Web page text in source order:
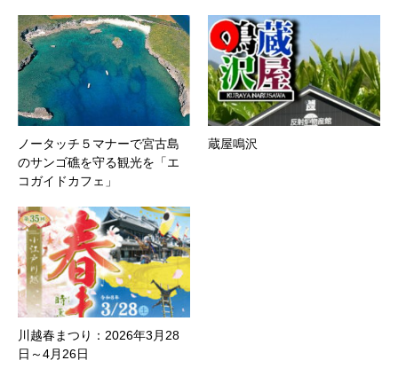
ノータッチ５マナーで宮古島
のサンゴ礁を守る観光を「エ
コガイドカフェ」
蔵屋鳴沢
川越春まつり：2026年3月28
日～4月26日